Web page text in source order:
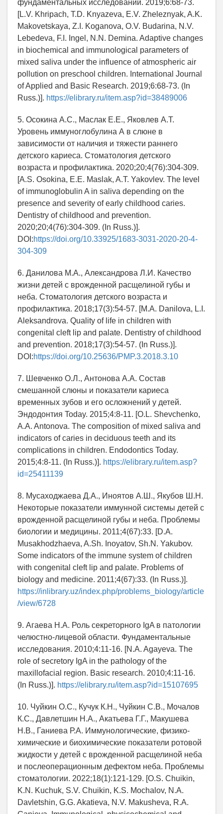
фундаментальных исследований. 2019;6:68-73.
[L.V. Khripach, T.D. Knyazeva, E.V. Zheleznyak, A.K.
Makovetskaya, Z.I. Koganova, O.V. Budarina, N.V.
Lebedeva, F.I. Ingel, N.N. Demina. Adaptive changes
in biochemical and immunological parameters of
mixed saliva under the influence of atmospheric air
pollution on preschool children. International Journal
of Applied and Basic Research. 2019;6:68-73. (In
Russ.)]. https://elibrary.ru/item.asp?id=38489006
5. Осокина А.С., Маслак Е.Е., Яковлев А.Т.
Уровень иммуноглобулина А в слюне в
зависимости от наличия и тяжести раннего
детского кариеса. Стоматология детского
возраста и профилактика. 2020;20;4(76):304-309.
[A.S. Osokina, E.E. Maslak, A.T. Yakovlev. The level
of immunoglobulin A in saliva depending on the
presence and severity of early childhood caries.
Dentistry of childhood and prevention.
2020;20;4(76):304-309. (In Russ.)].
DOI:https://doi.org/10.33925/1683-3031-2020-20-4-
304-309
6. Данилова М.А., Александрова Л.И. Качество
жизни детей с врожденной расщелиной губы и
неба. Стоматология детского возраста и
профилактика. 2018;17(3):54-57. [M.A. Danilova, L.I.
Aleksandrova. Quality of life in children with
congenital cleft lip and palate. Dentistry of childhood
and prevention. 2018;17(3):54-57. (In Russ.)].
DOI:https://doi.org/10.25636/PMP.3.2018.3.10
7. Шевченко О.Л., Антонова А.А. Состав
смешанной слюны и показатели кариеса
временных зубов и его осложнений у детей.
Эндодонтия Today. 2015;4:8-11. [O.L. Shevchenko,
A.A. Antonova. The composition of mixed saliva and
indicators of caries in deciduous teeth and its
complications in children. Endodontics Today.
2015;4:8-11. (In Russ.)]. https://elibrary.ru/item.asp?
id=25411139
8. Мусаходжаева Д.А., Иноятов А.Ш., Якубов Ш.Н.
Некоторые показатели иммунной системы детей с
врожденной расщелиной губы и неба. Проблемы
биологии и медицины. 2011;4(67):33. [D.A.
Musakhodzhaeva, A.Sh. Inoyatov, Sh.N. Yakubov.
Some indicators of the immune system of children
with congenital cleft lip and palate. Problems of
biology and medicine. 2011;4(67):33. (In Russ.)].
https://inlibrary.uz/index.php/problems_biology/article
/view/6728
9. Агаева Н.А. Роль секреторного IgA в патологии
челюстно-лицевой области. Фундаментальные
исследования. 2010;4:11-16. [N.A. Agayeva. The
role of secretory IgA in the pathology of the
maxillofacial region. Basic research. 2010;4:11-16.
(In Russ.)]. https://elibrary.ru/item.asp?id=15107695
10. Чуйкин О.С., Кучук К.Н., Чуйкин С.В., Мочалов
К.С., Давлетшин Н.А., Акатьева Г.Г., Макушева
Н.В., Ганиева Р.А. Иммунологические, физико-
химические и биохимические показатели ротовой
жидкости у детей с врожденной расщелиной неба
и послеоперационным дефектом неба. Проблемы
стоматологии. 2022;18(1):121-129. [O.S. Chuikin,
K.N. Kuchuk, S.V. Chuikin, K.S. Mochalov, N.A.
Davletshin, G.G. Akatieva, N.V. Makusheva, R.A.